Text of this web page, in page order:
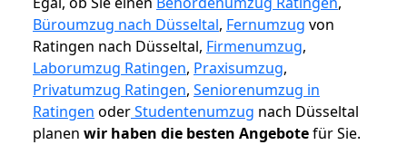
Büroumzug nach Düsseltal, Fernumzug von
Ratingen nach Düsseltal, Firmenumzug,
Laborumzug Ratingen, Praxisumzug,
Privatumzug Ratingen, Seniorenumzug in
Ratingen oderStudentenumzug nach Düsseltal
planen wir haben die besten Angebotefür Sie.